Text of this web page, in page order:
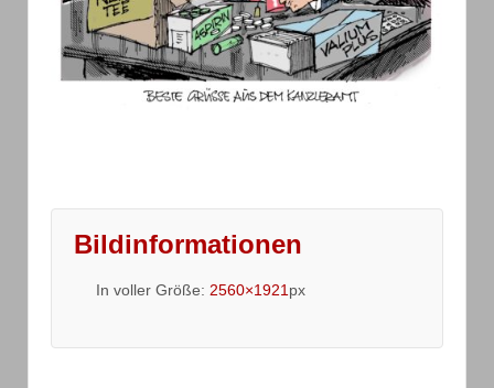
Bildinformationen
In voller Größe: 2560×1921 px